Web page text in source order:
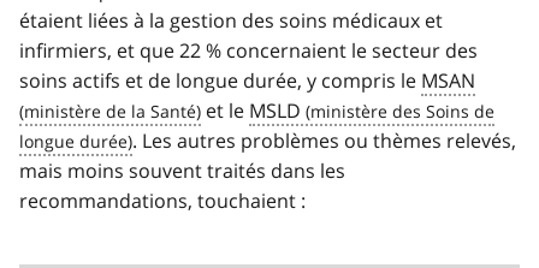
étaient liées à la gestion des soins médicaux et
infirmiers, et que 22 % concernaient le secteur des
soins actifs et de longue durée, y compris le MSAN
et le MSLD
. Les autres problèmes ou thèmes relevés,
mais moins souvent traités dans les
recommandations, touchaient :